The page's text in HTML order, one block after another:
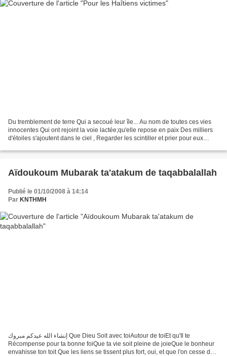
Du tremblement de terre Qui a secoué leur île... Au nom de toutes ces vies
innocentes Qui ont rejoint la voie lactée;qu'elle repose en paix Des milliers
d'étoiles s'ajoutent dans le ciel , Regarder les scintiller et prier pour eux
Aïdoukoum Mubarak ta'atakum de taqabbalallah
Publié le 01/10/2008 à 14:14
Par KNTHMH
إنشاء الله عيدكم مبروك Que Dieu Soit avec toiAutour de toiEt qu'Il te
Récompense pour ta bonne foiQue ta vie soit pleine de joieQue le bonheur
envahisse ton toit Que les liens se tissent plus fort, oui, et que l'on cesse de